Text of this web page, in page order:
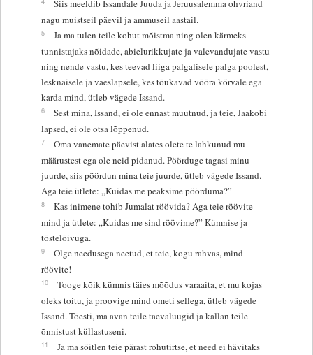
Siis meeldib Issandale Juuda ja Jeruusalemma ohvriand
nagu muistseil päevil ja ammuseil aastail.
5
Ja ma tulen teile kohut mõistma ning olen kärmeks
tunnistajaks nõidade, abielurikkujate ja valevandujate vastu
ning nende vastu, kes teevad liiga palgalisele palga poolest,
lesknaisele ja vaeslapsele, kes tõukavad võõra kõrvale ega
karda mind, ütleb vägede Issand.
6
Sest mina, Issand, ei ole ennast muutnud, ja teie, Jaakobi
lapsed, ei ole otsa lõppenud.
7
Oma vanemate päevist alates olete te lahkunud mu
määrustest ega ole neid pidanud. Pöörduge tagasi minu
juurde, siis pöördun mina teie juurde, ütleb vägede Issand.
Aga teie ütlete: „Kuidas me peaksime pöörduma?”
8
Kas inimene tohib Jumalat röövida? Aga teie röövite
mind ja ütlete: „Kuidas me sind röövime?” Kümnise ja
tõstelõivuga.
9
Olge needusega neetud, et teie, kogu rahvas, mind
röövite!
10
Tooge kõik kümnis täies mõõdus varaaita, et mu kojas
oleks toitu, ja proovige mind ometi sellega, ütleb vägede
Issand. Tõesti, ma avan teile taevaluugid ja kallan teile
õnnistust küllastuseni.
11
Ja ma sõitlen teie pärast rohutirtse, et need ei hävitaks